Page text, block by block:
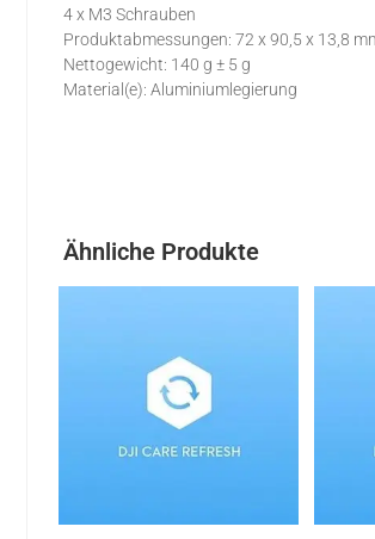
4 x M3 Schrauben
Produktabmessungen: 72 x 90,5 x 13,8
Nettogewicht: 140 g ± 5 g
Material(e): Aluminiumlegierung
Ähnliche Produkte